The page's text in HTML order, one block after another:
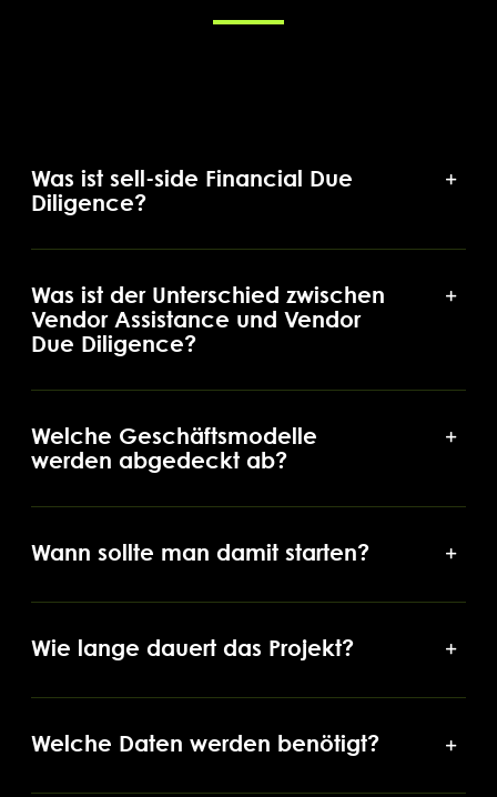
Was ist sell-side Financial Due
Diligence?
Was ist der Unterschied zwischen
Vendor Assistance und Vendor
Due Diligence?
Welche Geschäftsmodelle
werden abgedeckt ab?
Wann sollte man damit starten?
Wie lange dauert das Projekt?
Welche Daten werden benötigt?